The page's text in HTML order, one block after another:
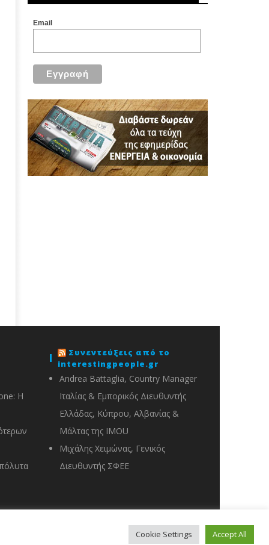
Email
Η
Συνεντεύξεις από το
interestingpeople.gr
Andrea Battaglia, Country Manager
Ιταλίας & Εμπορικός Διευθυντής
Ελλάδας, Κύπρου, Αλβανίας &
Μάλτας της IMOU
Μιχάλης Χειμώνας, Γενικός
Διευθυντής ΣΦΕΕ
Cookie Settings Accept All